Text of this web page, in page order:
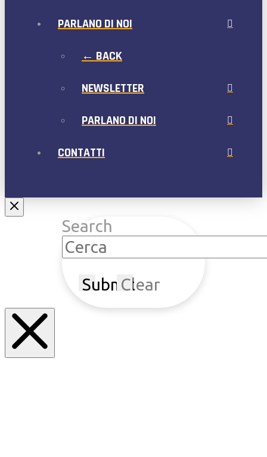
PARLANO DI NOI
← BACK
NEWSLETTER
PARLANO DI NOI
CONTATTI
Search
SubmitClear